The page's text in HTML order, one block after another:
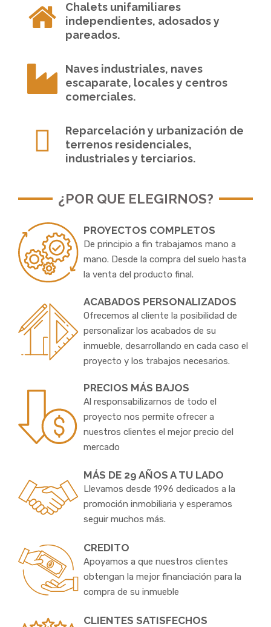
Chalets unifamiliares
independientes, adosados y
pareados.
Naves industriales, naves
escaparate, locales y centros
comerciales.
Reparcelación y urbanización de
terrenos residenciales,
industriales y terciarios.
¿POR QUE ELEGIRNOS?
PROYECTOS COMPLETOS
De principio a fin trabajamos mano a
mano. Desde la compra del suelo hasta
la venta del producto final.
ACABADOS PERSONALIZADOS
Ofrecemos al cliente la posibilidad de
personalizar los acabados de su
inmueble, desarrollando en cada caso el
proyecto y los trabajos necesarios.
PRECIOS MÁS BAJOS
Al responsabilizarnos de todo el
proyecto nos permite ofrecer a
nuestros clientes el mejor precio del
mercado
MÁS DE 29 AÑOS A TU LADO
Llevamos desde 1996 dedicados a la
promoción inmobiliaria y esperamos
seguir muchos más.
CREDITO
Apoyamos a que nuestros clientes
obtengan la mejor financiación para la
compra de su inmueble
CLIENTES SATISFECHOS